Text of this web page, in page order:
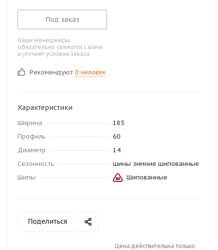
Под заказ
Наши менеджеры
обязательно свяжутся с вами
и уточнят условия заказа
Рекомендуют 0 человек
Характеристики
Ширина
185
Профиль
60
Диаметр
14
Сезонность
шины зимние шипованные
Шипы
Шипованные
Поделиться
Цена действительна только